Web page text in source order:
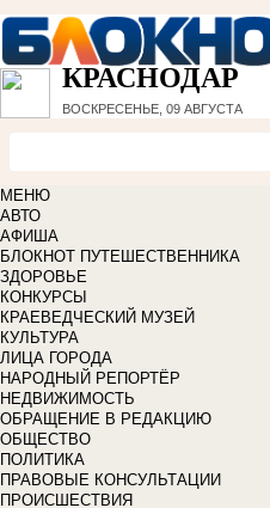
КРАСНОДАР
ВОСКРЕСЕНЬЕ, 09 АВГУСТА
МЕНЮ
АВТО
АФИША
БЛОКНОТ ПУТЕШЕСТВЕННИКА
ЗДОРОВЬЕ
КОНКУРСЫ
КРАЕВЕДЧЕСКИЙ МУЗЕЙ
КУЛЬТУРА
ЛИЦА ГОРОДА
НАРОДНЫЙ РЕПОРТЁР
НЕДВИЖИМОСТЬ
ОБРАЩЕНИЕ В РЕДАКЦИЮ
ОБЩЕСТВО
ПОЛИТИКА
ПРАВОВЫЕ КОНСУЛЬТАЦИИ
ПРОИСШЕСТВИЯ